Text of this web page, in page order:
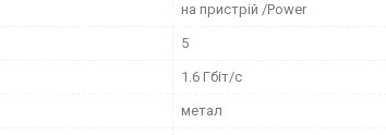
на пристрій /Power
5
1.6 Гбіт/с
метал